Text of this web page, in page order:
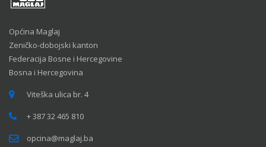
Općina Maglaj
Zeničko-dobojski kanton
Federacija Bosne i Hercegovine
Bosna i Hercegovina
Viteška ulica br. 4
+ 387 32 465 810
opcina@maglaj.ba